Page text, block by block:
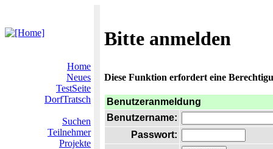
Bitte anmelden
Home
Neues
TestSeite
DorfTratsch
Suchen
Teilnehmer
Projekte
Diese Funktion erfordert eine
Benutzeranmeldung
Benutzername:
Passwort: